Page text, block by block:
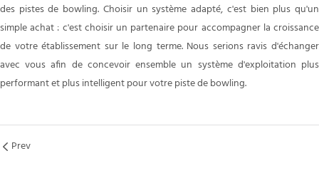
des pistes de bowling. Choisir un système adapté, c'est bien plus qu'un
simple achat : c'est choisir un partenaire pour accompagner la croissance
de votre établissement sur le long terme. Nous serions ravis d'échanger
avec vous afin de concevoir ensemble un système d'exploitation plus
performant et plus intelligent pour votre piste de bowling.
Prev